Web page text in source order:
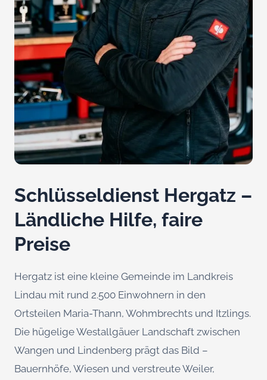
Schlüsseldienst Hergatz –
Ländliche Hilfe, faire
Preise
Hergatz ist eine kleine Gemeinde im Landkreis
Lindau mit rund 2.500 Einwohnern in den
Ortsteilen Maria-Thann, Wohmbrechts und Itzlings.
Die hügelige Westallgäuer Landschaft zwischen
Wangen und Lindenberg prägt das Bild –
Bauernhöfe, Wiesen und verstreute Weiler,